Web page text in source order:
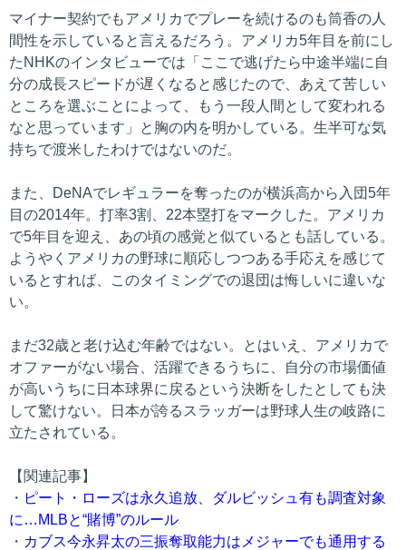
マイナー契約でもアメリカでプレーを続けるのも筒香の人
間性を示していると言えるだろう。アメリカ5年目を前にし
たNHKのインタビューでは「ここで逃げたら中途半端に自
分の成長スピードが遅くなると感じたので、あえて苦しい
ところを選ぶことによって、もう一段人間として変われる
なと思っています」と胸の内を明かしている。生半可な気
持ちで渡米したわけではないのだ。
また、DeNAでレギュラーを奪ったのが横浜高から入団5年
目の2014年。打率3割、22本塁打をマークした。アメリカ
で5年目を迎え、あの頃の感覚と似ているとも話している。
ようやくアメリカの野球に順応しつつある手応えを感じて
いるとすれば、このタイミングでの退団は悔しいに違いな
い。
まだ32歳と老け込む年齢ではない。とはいえ、アメリカで
オファーがない場合、活躍できるうちに、自分の市場価値
が高いうちに日本球界に戻るという決断をしたとしても決
して驚けない。日本が誇るスラッガーは野球人生の岐路に
立たされている。
【関連記事】
・ ピート・ローズは永久追放、ダルビッシュ有も調査対象
に…MLBと“賭博”のルール
・ カブス今永昇太の三振奪取能力はメジャーでも通用する